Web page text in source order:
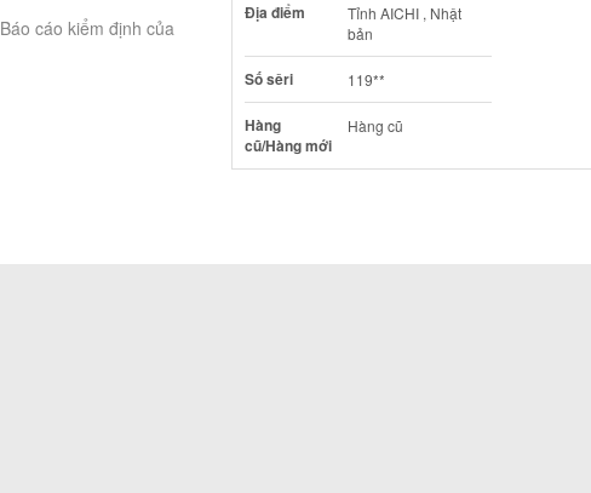
Báo cáo kiểm định của
Địa điểm
Tỉnh AICHI , Nhật
bản
Số sêri 119**
Hàng
cũ/Hàng mới
Hàng cũ